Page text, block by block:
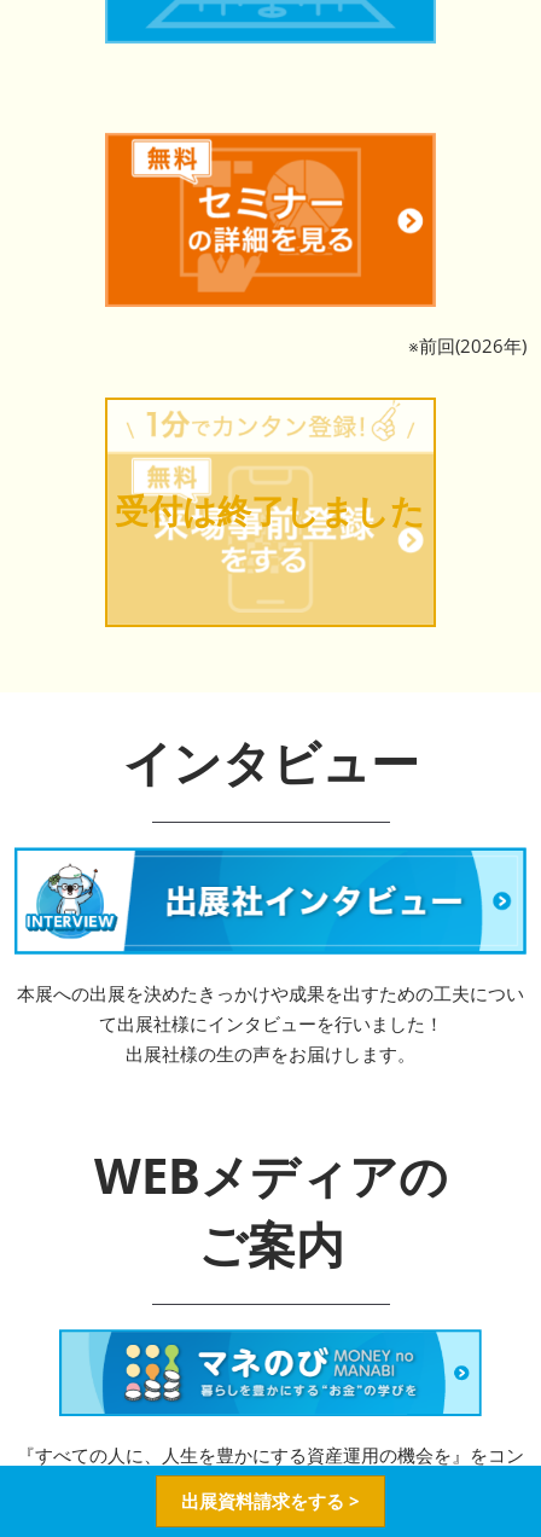
※前回(2026年)
受付は終了しました
インタビュー
本展への出展を決めたきっかけや成果を出すための工夫につい
て出展社様にインタビューを行いました！
出展社様の生の声をお届けします。
WEBメディアの
ご案内
『すべての人に、人生を豊かにする資産運用の機会を』をコン
資産運用に関する幅広い、信頼できる情報が集まるWebメディ
出展資料請求をする >